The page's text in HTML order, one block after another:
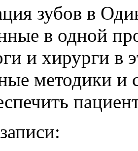
зубов в
в одной
и хирурги в
методики и